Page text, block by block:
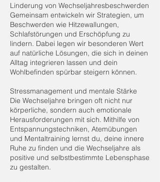
Linderung von Wechseljahresbeschwerden
Gemeinsam entwickeln wir Strategien, um
Beschwerden wie Hitzewallungen,
Schlafstörungen und Erschöpfung zu
lindern. Dabei legen wir besonderen Wert
auf natürliche Lösungen, die sich in deinen
Alltag integrieren lassen und dein
Wohlbefinden spürbar steigern können.
Stressmanagement und mentale Stärke
Die Wechseljahre bringen oft nicht nur
körperliche, sondern auch emotionale
Herausforderungen mit sich. Mithilfe von
Entspannungstechniken, Atemübungen
und Mentaltraining lernst du, deine innere
Ruhe zu finden und die Wechseljahre als
positive und selbstbestimmte Lebensphase
zu gestalten.